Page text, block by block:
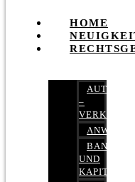
HOME
–
BANK-
UND